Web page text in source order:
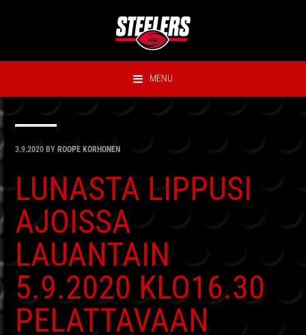
MENU
3.9.2020 BY ROOPE KORHONEN
LUNASTA LIPPUSI
AJOISSA
LAUANTAIN
5.9.2020 KLO16.30
PELATTAVAAN